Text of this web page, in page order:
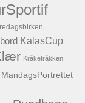
KalasCup
Kråketråkken
MandagsPortrettet